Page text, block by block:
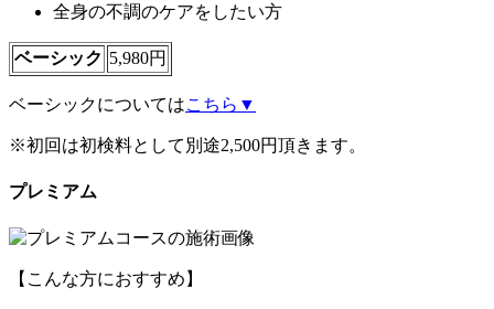
全身の不調のケアをしたい方
ベーシック 5,980円
ベーシックについてはこちら▼
※初回は初検料として別途2,500円頂きます。
プレミアム
【こんな方におすすめ】